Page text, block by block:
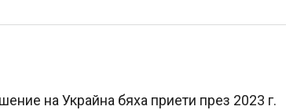
на Украйна бяха приети през 2023 г.